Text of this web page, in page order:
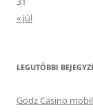
« júl
LEGUTÓBBI
Godz Casino